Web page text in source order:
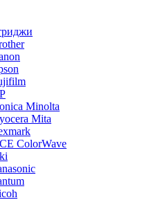
Minolta
Mita
ColorWave